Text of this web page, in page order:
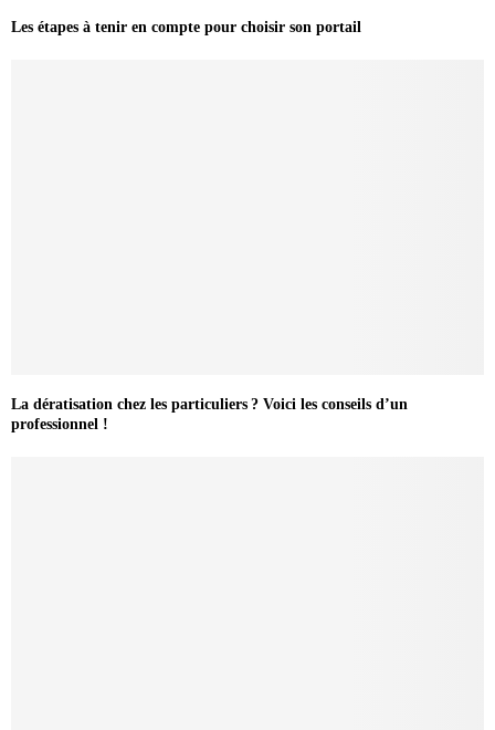
Les étapes à tenir en compte pour choisir son portail
La dératisation chez les particuliers ? Voici les conseils d’un
professionnel !